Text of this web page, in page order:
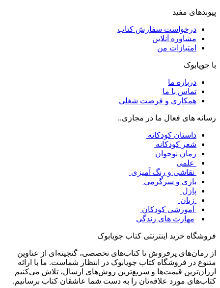
پیوندهای مفید
درخواست سفارش کتاب
مشاوره آنلاین
امتیازات من
با جویابوک
درباره ما
تماس با ما
همکاری و فرصت شغلی
رسانه های فعال ما در مجازی..
داستان کودکانه
شعر کودکانه
رمان نوجوان
علمی
نقاشی و رنگ آمیزی
بازی و سرگرمی
پازل
زبان
آموزشی کودکان
مهارت های زندگی
فروشگاه خرید اینترنتی کتاب جویابوک
از رمان‌های پرفروش تا کتاب‌های تخصصی، گنجینه‌ای از عناوین
متنوع در فروشگاه کتاب جویابوک در انتظار شماست. ما با ارائه
ارزان‌ترین قیمت‌ها و سریع‌ترین روش‌های ارسال، تلاش می‌کنیم
کتاب‌های مورد علاقه‌تان را به دست شما عاشقان کتاب برسانیم.